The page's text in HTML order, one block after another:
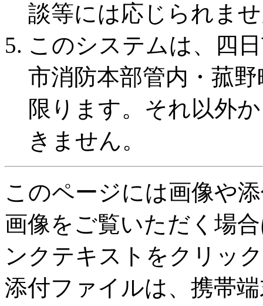
談等には応じられま
このシステムは、四
市消防本部管内・菰
限ります。それ以外
きません。
このページには画像や
画像をご覧いただく場
ンクテキストをクリッ
添付ファイルは、携帯